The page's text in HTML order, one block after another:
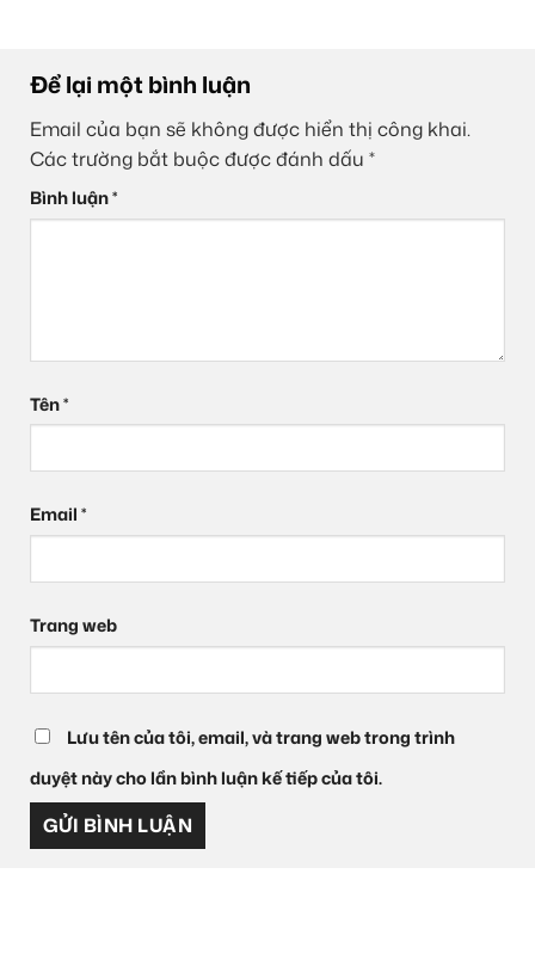
Để lại một bình luận
Email của bạn sẽ không được hiển thị công khai.
Các trường bắt buộc được đánh dấu *
Bình luận*
Tên*
Email*
Trang web
Lưu tên của tôi, email, và trang web trong trình
duyệt này cho lần bình luận kế tiếp của tôi.